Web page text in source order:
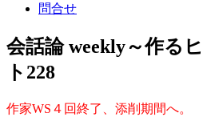
問合せ
会話論 weekly～作る
ト228
作家WS４回終了、添削期間へ。